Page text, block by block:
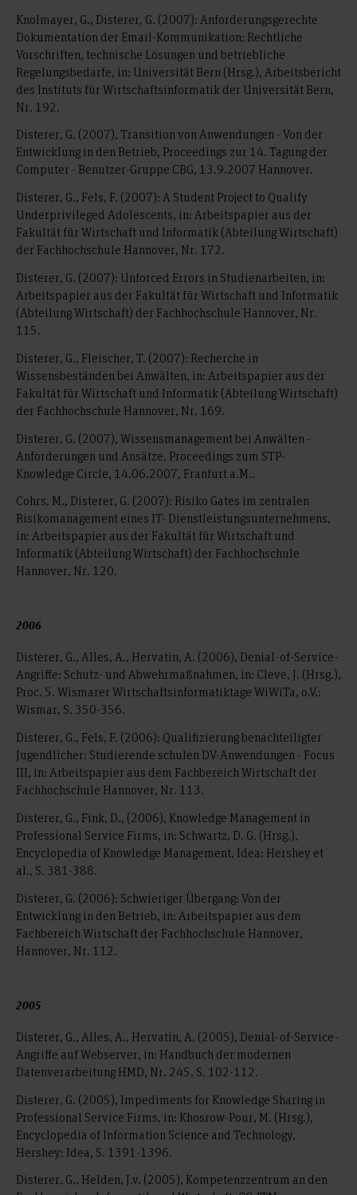
Knolmayer, G., Disterer, G. (2007): Anforderungsgerechte
Dokumentation der Email-Kommunikation: Rechtliche
Vorschriften, technische Lösungen und betriebliche
Regelungsbedarfe, in: Universität Bern (Hrsg.), Arbeitsbericht
des Instituts für Wirtschaftsinformatik der Universität Bern,
Nr. 192.
Disterer, G. (2007), Transition von Anwendungen - Von der
Entwicklung in den Betrieb, Proceedings zur 14. Tagung der
Computer - Benutzer-Gruppe CBG, 13.9.2007 Hannover.
Disterer, G., Fels, F. (2007): A Student Project to Qualify
Underprivileged Adolescents, in: Arbeitspapier aus der
Fakultät für Wirtschaft und Informatik (Abteilung Wirtschaft)
der Fachhochschule Hannover, Nr. 172.
Disterer, G. (2007): Unforced Errors in Studienarbeiten, in:
Arbeitspapier aus der Fakultät für Wirtschaft und Informatik
(Abteilung Wirtschaft) der Fachhochschule Hannover, Nr.
115.
Disterer, G., Fleischer, T. (2007): Recherche in
Wissensbeständen bei Anwälten, in: Arbeitspapier aus der
Fakultät für Wirtschaft und Informatik (Abteilung Wirtschaft)
der Fachhochschule Hannover, Nr. 169.
Disterer, G. (2007), Wissensmanagement bei Anwälten -
Anforderungen und Ansätze, Proceedings zum STP-
Knowledge Circle, 14.06.2007, Franfurt a.M..
Cohrs, M., Disterer, G. (2007): Risiko Gates im zentralen
Risikomanagement eines IT- Dienstleistungsunternehmens,
in: Arbeitspapier aus der Fakultät für Wirtschaft und
Informatik (Abteilung Wirtschaft) der Fachhochschule
Hannover, Nr. 120.
2006
Disterer, G., Alles, A., Hervatin, A. (2006), Denial-of-Service-
Angriffe: Schutz- und Abwehrmaßnahmen, in: Cleve, J. (Hrsg.),
Proc. 5. Wismarer Wirtschaftsinformatiktage WiWiTa, o.V.:
Wismar, S. 350-356.
Disterer, G., Fels, F. (2006): Qualifizierung benachteiligter
Jugendlicher: Studierende schulen DV-Anwendungen - Focus
III, in: Arbeitspapier aus dem Fachbereich Wirtschaft der
Fachhochschule Hannover, Nr. 113.
Disterer, G., Fink, D., (2006), Knowledge Management in
Professional Service Firms, in: Schwartz, D. G. (Hrsg.),
Encyclopedia of Knowledge Management, Idea: Hershey et
al., S. 381-388.
Disterer, G. (2006): Schwieriger Übergang: Von der
Entwicklung in den Betrieb, in: Arbeitspapier aus dem
Fachbereich Wirtschaft der Fachhochschule Hannover,
Hannover, Nr. 112.
2005
Disterer, G., Alles, A., Hervatin, A. (2005), Denial-of-Service-
Angriffe auf Webserver, in: Handbuch der modernen
Datenverarbeitung HMD, Nr. 245, S. 102-112.
Disterer, G. (2005), Impediments for Knowledge Sharing in
Professional Service Firms, in: Khosrow-Pour, M. (Hrsg.),
Encyclopedia of Information Science and Technology,
Hershey: Idea, S. 1391-1396.
Disterer, G., Helden, J.v. (2005), Kompetenzzentrum an den